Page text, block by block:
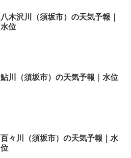
八木沢川（須坂市）の天気予報｜
水位
鮎川（須坂市）の天気予報｜水位
百々川（須坂市）の天気予報｜水
位